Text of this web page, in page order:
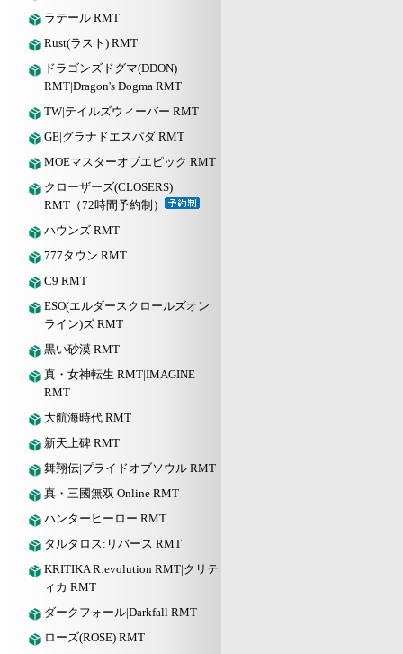
ラテール RMT
Rust(ラスト) RMT
ドラゴンズドグマ(DDON)
RMT|Dragon's Dogma RMT
TW|テイルズウィーバー RMT
GE|グラナドエスパダ RMT
MOEマスターオブエピック RMT
クローザーズ(CLOSERS)
RMT（72時間予約制）
ハウンズ RMT
777タウン RMT
C9 RMT
ESO(エルダースクロールズオン
ライン)ズ RMT
黒い砂漠 RMT
真・女神転生 RMT|IMAGINE
RMT
大航海時代 RMT
新天上碑 RMT
舞翔伝|プライドオブソウル RMT
真・三國無双 Online RMT
ハンターヒーロー RMT
タルタロス:リバース RMT
KRITIKA R:evolution RMT|クリテ
ィカ RMT
ダークフォール|Darkfall RMT
ローズ(ROSE) RMT